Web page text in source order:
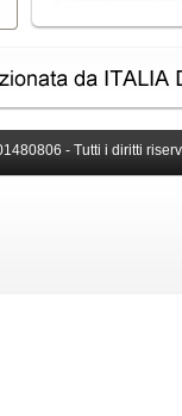
- Tutti i diritti